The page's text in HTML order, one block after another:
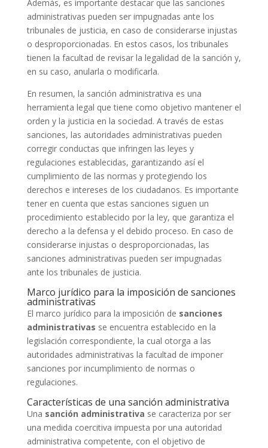
Además, es importante destacar que las sanciones
administrativas pueden ser impugnadas ante los
tribunales de justicia, en caso de considerarse injustas
o desproporcionadas. En estos casos, los tribunales
tienen la facultad de revisar la legalidad de la sanción y,
en su caso, anularla o modificarla.
En resumen, la sanción administrativa es una
herramienta legal que tiene como objetivo mantener el
orden y la justicia en la sociedad. A través de estas
sanciones, las autoridades administrativas pueden
corregir conductas que infringen las leyes y
regulaciones establecidas, garantizando así el
cumplimiento de las normas y protegiendo los
derechos e intereses de los ciudadanos. Es importante
tener en cuenta que estas sanciones siguen un
procedimiento establecido por la ley, que garantiza el
derecho a la defensa y el debido proceso. En caso de
considerarse injustas o desproporcionadas, las
sanciones administrativas pueden ser impugnadas
ante los tribunales de justicia.
Marco jurídico para la imposición de sanciones
administrativas
El marco jurídico para la imposición de sanciones
administrativas se encuentra establecido en la
legislación correspondiente, la cual otorga a las
autoridades administrativas la facultad de imponer
sanciones por incumplimiento de normas o
regulaciones.
Características de una sanción administrativa
Una sanción administrativa se caracteriza por ser
una medida coercitiva impuesta por una autoridad
administrativa competente, con el objetivo de